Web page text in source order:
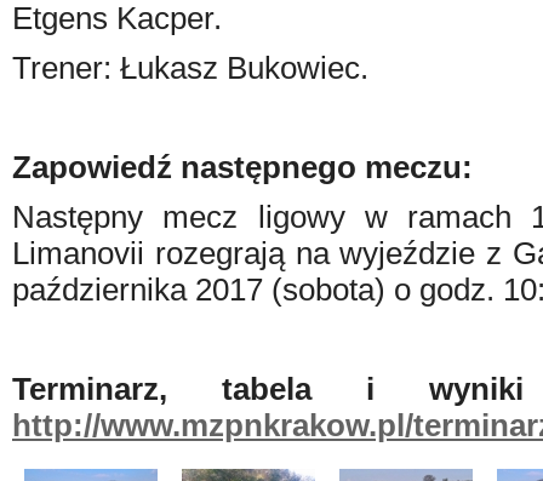
Etgens Kacper.
Trener: Łukasz Bukowiec.
Zapowiedź następnego meczu:
Następny mecz ligowy w ramach
Limanovii rozegrają na wyjeździe z
października 2017 (sobota) o godz.
Terminarz, tabela i
http://www.mzpnkrakow.pl/